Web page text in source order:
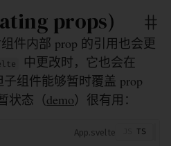
props)
件内部 prop 的引用也会更
中更改时，它也会在
子组件能够暂时覆盖 prop
状态（demo）很有用：
App